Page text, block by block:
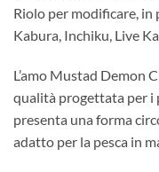
Riolo per modificare, in
Kabura, Inchiku, Live
L’amo Mustad Demon
qualità progettata per i
presenta una forma
adatto per la pesca in